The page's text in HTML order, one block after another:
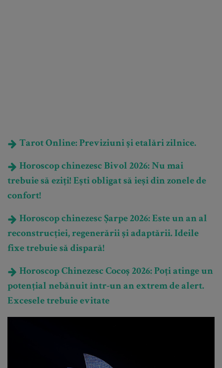
Tarot Online: Previziuni și etalări zilnice.
Horoscop chinezesc Bivol 2026: Nu mai
trebuie să eziți! Ești obligat să ieși din zonele de
confort!
Horoscop chinezesc Șarpe 2026: Este un an al
reconstrucției, regenerării și adaptării. Ideile
fixe trebuie să dispară!
Horoscop Chinezesc Cocoș 2026: Poți atinge un
potențial nebănuit într-un an extrem de alert.
Excesele trebuie evitate